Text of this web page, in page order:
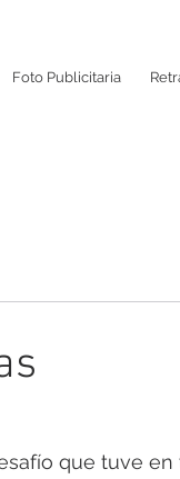
Foto Publicitaria
que tuve en